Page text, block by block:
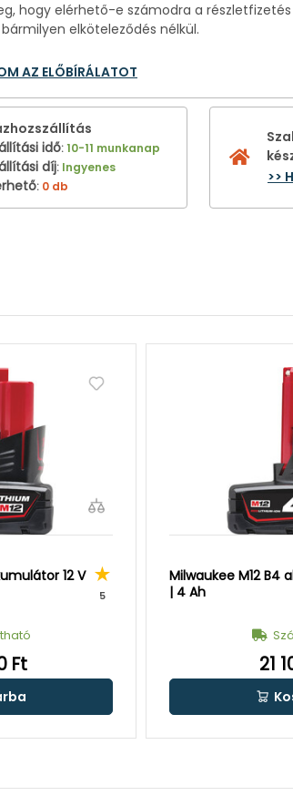
hogy elérhető-e számodra a
elköteleződés nélkül.
AZ ELŐBÍRÁLATOT
idő:10-11 munkanap
díj: Ingyenes
: 0 db
>>
12 V
5
Ft
Milwaukee M12 B4
| 4 Ah
21